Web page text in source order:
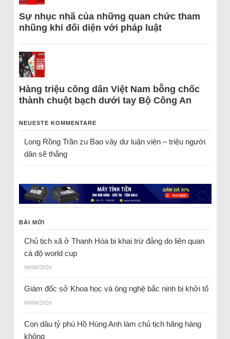
Sự nhục nhã của những quan chức tham
nhũng khi đối diện với pháp luật
Hàng triệu công dân Việt Nam bỗng chốc
thành chuột bạch dưới tay Bộ Công An
NEUESTE KOMMENTARE
Long Rồng Trầnzu Bao vây dư luận viên – triệu người
dân sẽ thắng
BÀI MỚI
Chủ tịch xã ở Thanh Hóa bị khai trừ đảng do liên quan
cá độ world cup
06/08/2026
Giám đốc sở Khoa học và ông nghệ bắc ninh bị khởi tố
06/08/2026
Con dâu tỷ phú Hồ Hùng Anh làm chủ tịch hãng hàng
không